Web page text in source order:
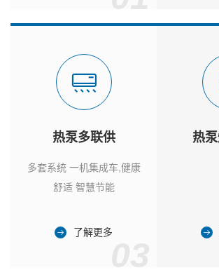
热泵多联供
多套系统 一机集成车,健康
舒适 智慧节能
了解更多
热